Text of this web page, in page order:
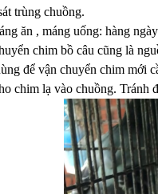
trùng chuồng.
ăn , máng uống: hàng
chim bồ câu cũng là
để vận chuyển chim mới
chim lạ vào chuồng. Tránh